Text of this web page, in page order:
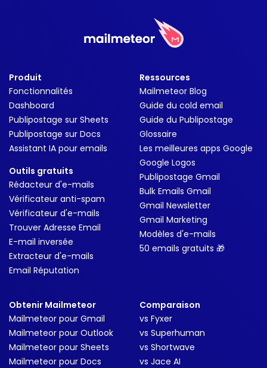
Produit
Fonctionnalités
Dashboard
Publipostage sur Sheets
Publipostage sur Docs
Assistant IA pour emails
Outils gratuits
Rédacteur d'e-mails
Vérificateur anti-spam
Vérificateur d'e-mails
Trouver Adresse Email
E-mail inversée
Extracteur d'e-mails
Email Réputation
Ressources
Mailmeteor Blog
Guide du cold email
Guide du Publipostage
Glossaire
Les meilleures apps Google
Google Logos
Publipostage Gmail
Bulk Emails Gmail
Gmail Newsletter
Gmail Marketing
Modèles d'e-mails
50 emails gratuits 🎁
Obtenir Mailmeteor
Mailmeteor pour Gmail
Mailmeteor pour Outlook
Mailmeteor pour Sheets
Mailmeteor pour Docs
Comparaison
vs Fyxer
vs Superhuman
vs Shortwave
vs Jace AI